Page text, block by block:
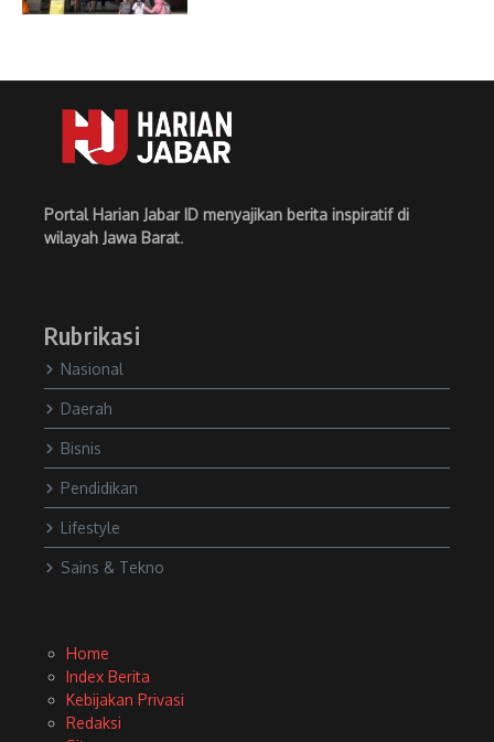
Portal Harian Jabar ID menyajikan berita inspiratif di
wilayah Jawa Barat.
Rubrikasi
Nasional
Daerah
Bisnis
Pendidikan
Lifestyle
Sains & Tekno
Home
Index Berita
Kebijakan Privasi
Redaksi